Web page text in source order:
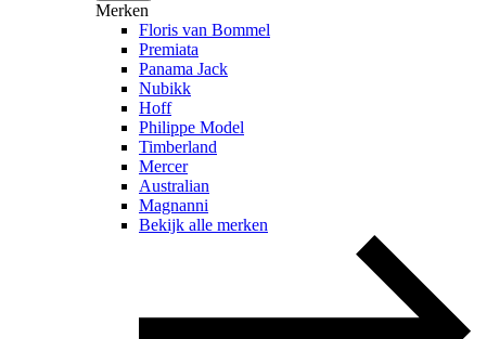
Merken
Floris van Bommel
Premiata
Panama Jack
Nubikk
Hoff
Philippe Model
Timberland
Mercer
Australian
Magnanni
Bekijk alle merken